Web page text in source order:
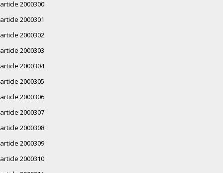
article 2000300
article 2000301
article 2000302
article 2000303
article 2000304
article 2000305
article 2000306
article 2000307
article 2000308
article 2000309
article 2000310